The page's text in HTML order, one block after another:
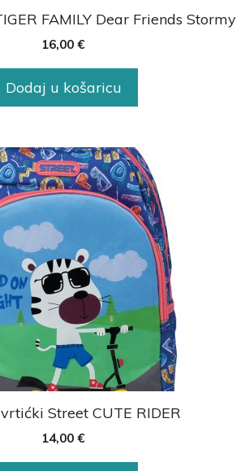
FAMILY Dear Friends Stormy
16,00 €
Dodaj u košaricu
Street CUTE RIDER
14,00 €